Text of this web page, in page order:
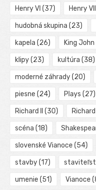
Henry VI (37) Henry VIII
hudobná skupina (23)
kapela (26) King John
klipy(23) kultúra (38)
moderné záhrady(20)
piesne (24) Plays (27)
Richard II (30) Richard
scéna (18)
slovenské Vianoce (54)
stavby(17)
umenie (51) Vianoce